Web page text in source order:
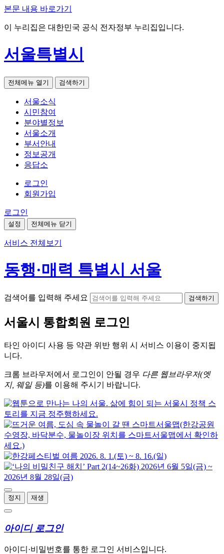
본문 내용 바로가기
이 누리집은 대한민국 공식 전자정부 누리집입니다.
서울특별시
전체메뉴 열기 검색하기
서울소식
시민참여
분야별정보
서울소개
부서안내
정보공개
응답소
로그인
회원가입
로그인
설정 전체메뉴 닫기
서비스 전체보기
동행·매력 특별시 서울
검색어를 입력해 주세요 검색하기
서울시 통합회원 로그인
타인 아이디 사용 등 약관 위반 행위 시 서비스 이용이 중지됩
니다.
크롬 브라우저에서 로그인이 안될 경우 다른 웹브라우저(엣
지, 웨일 등)를 이용해 주시기 바랍니다.
정지 재생
아이디 로그인
아이디·비밀번호를 통한 로그인 서비스입니다.